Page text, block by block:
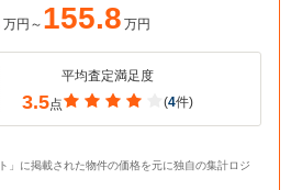
万円～ 155.8 万円
平均査定満足度
3.5点 (4件)
」に掲載された物件の価格を元に独自の集計ロジ